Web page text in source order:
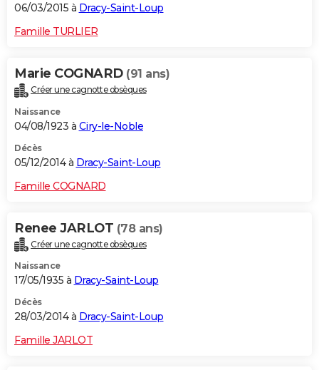
06/03/2015 à Dracy-Saint-Loup
Famille TURLIER
Marie COGNARD (91 ans)
Créer une cagnotte obsèques
Naissance
04/08/1923 à Ciry-le-Noble
Décès
05/12/2014 à Dracy-Saint-Loup
Famille COGNARD
Renee JARLOT (78 ans)
Créer une cagnotte obsèques
Naissance
17/05/1935 à Dracy-Saint-Loup
Décès
28/03/2014 à Dracy-Saint-Loup
Famille JARLOT